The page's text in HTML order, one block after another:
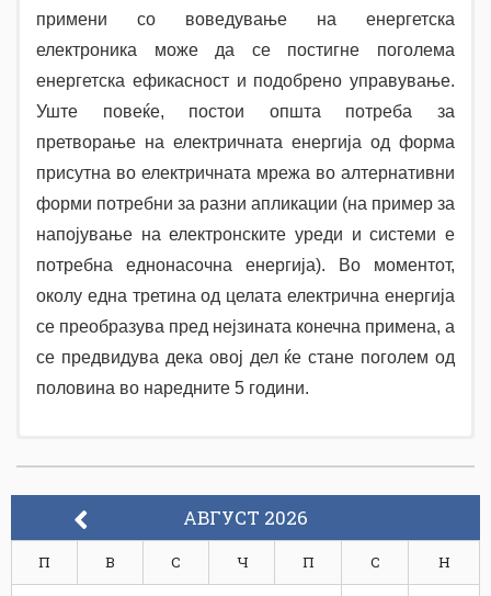
примени со воведување на енергетска
електроника може да се постигне поголема
енергетска ефикасност и подобрено управување.
Уште повеќе, постои општа потреба за
претворање на електричната енергија од форма
присутна во електричната мрежа во алтернативни
форми потребни за разни апликации (на пример за
напојување на електронските уреди и системи е
потребна еднонасочна енергија). Во моментот,
околу една третина од целата електрична енергија
се преобразува пред нејзината конечна примена, а
се предвидува дека овој дел ќе стане поголем од
половина во наредните 5 години.
Семестар 1
Задолжителни предмети
Семестар 2
Задолжителни предмети
АВГУСТ 2026
П В С Ч П С Н